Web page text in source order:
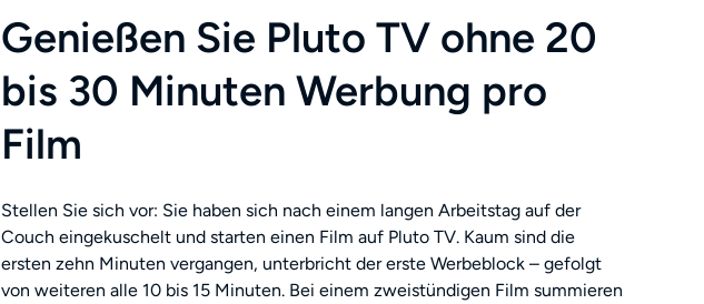
Genießen Sie Pluto TV ohne 20
bis 30 Minuten Werbung pro
Film
Stellen Sie sich vor: Sie haben sich nach einem langen Arbeitstag auf der
Couch eingekuschelt und starten einen Film auf Pluto TV. Kaum sind die
ersten zehn Minuten vergangen, unterbricht der erste Werbeblock – gefolgt
von weiteren alle 10 bis 15 Minuten. Bei einem zweistündigen Film summieren